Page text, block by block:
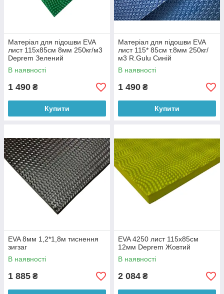
Матеріал для підошви EVA
лист 115х85см 8мм 250кг/м3
Deprem Зелений
В наявності
1 490 ₴
Купити
Матеріал для підошви EVA
лист 115* 85см т.8мм 250кг/
м3 R.Gulu Синій
В наявності
1 490 ₴
Купити
EVA 8мм 1,2*1,8м тиснення
зигзаг
В наявності
1 885 ₴
EVA 4250 лист 115х85см
12мм Deprem Жовтий
В наявності
2 084 ₴